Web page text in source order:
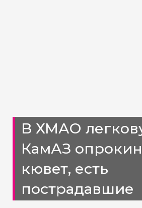
В ХМАО
КамАЗ
кювет, есть
пострадавшие